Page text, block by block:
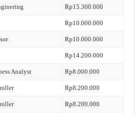
Rp15.300.000
Rp10.000.000
Rp10.000.000
Rp14.200.000
Analyst Rp8.000.000
Rp8.200.000
Rp8.200.000